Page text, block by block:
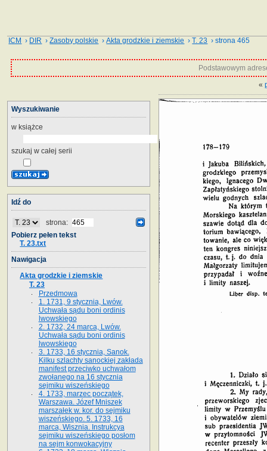
ICM › DIR ›Zasoby polskie ›Akta grodzkie i ziemskie ›T. 23 › strona 465
Podstawowym
«
Wyszukiwanie
w książce
szukaj w całej serii
Idź do
strona:
Pobierz pełen tekst
T. 23.txt
Nawigacja
Akta grodzkie i ziemskie
T. 23
Przedmowa
1. 1731, 9 stycznia, Lwów.
Uchwała sądu boni ordinis
lwowskiego
2. 1732, 24 marca, Lwów.
Uchwała sądu boni ordinis
lwowskiego
3. 1733, 16 stycznia, Sanok.
Kilku szlachty sanockiej zakłada
manifest przeciwko uchwałom
zwołanego na 16 stycz­nia
sejmiku wiszeńskiego
4. 1733, marzec początek,
Warszawa. Józef Mniszek
marszałek w. kor. do sejmiku
wiszeńskiego. 5. 1733, 16
marca, Wisznia. Instrukcya
sejmiku wiszeńskiego posłom
na sejm konwokacyjny